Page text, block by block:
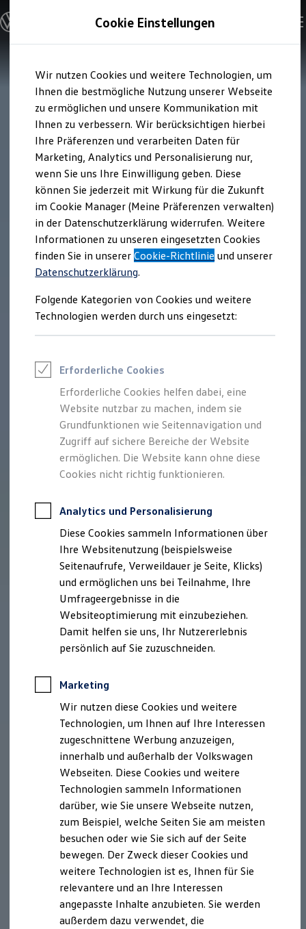
Hauptinhalt
springen
Footer
springen
Modelle und Konfigurator
Konfigurator
Modelle vergleichen
Elektroautos
ENERGY Sondermodelle
Nutzfahrzeuge
SUV und CUV
Familienautos
Kombis
Kompaktwagen
Sportwagen
Schnell verfügbare Fahrzeuge
Angebote und Produkte
Aktuelle Angebote
E-Auto-Förderung
Volkswagen Marktplatz
Die ENERGY Sondermodelle
Junge Gebrauchtwagen und Gebrauchtwagen
Volkswagen Zertifizierte Gebrauchtwagen
Elektromobilität bei Gebrauchtwagen
Saisonangebote
Reifenpakete
Leasing
Leasing-Angebote
Elektroauto Leasing
Kleinwagen-Leasing
Leasing ohne Anzahlung
Finanzierung
Autokredit mit Schlussrate
Versicherungen und Garantien
Kfz-Versicherung
Restschuldversicherungen
Garantien
Professional Class bei Volkswagen
Behörden
Direktkunden
Sonderfahrzeuge
Anpfiff zum Gewinn
Elektromobilität
Elektroautos
ID. Tutorials
Elektrofahrzeugkonzepte
ID. EVERY1
Reichweite
Rekuperation
Laden unterwegs
Laden Zuhause
Ladestationen finden
Ladezeitensimulator
Batterie
Sicherheit
Nachhaltigkeit
Technologie
Kosten und Kauf
Verbrauchskosten
Kaufoptionen
E-Auto-Förderung
Software und Konnektivität
Die ID. Software 6
ID. Software Versionen und Updates
Digitale Extras
Schnittstellen zu Ihrem ID.
Cookie Einstellungen
Wir nutzen Cookies und weitere Technologien, um
Ihnen die bestmögliche Nutzung unserer Webseite
zu ermöglichen und unsere Kommunikation mit
Ihnen zu verbessern. Wir berücksichtigen hierbei
Ihre Präferenzen und verarbeiten Daten für
Marketing, Analytics und Personalisierung nur,
wenn Sie uns Ihre Einwilligung geben. Diese
können Sie jederzeit mit Wirkung für die Zukunft
im Cookie Manager (Meine Präferenzen verwalten)
in der Datenschutzerklärung widerrufen. Weitere
Informationen zu unseren eingesetzten Cookies
finden Sie in unsererCookie-Richtlinie und unserer
Datenschutzerklärung.
Folgende Kategorien von Cookies und weitere
Technologien werden durch uns eingesetzt:
Erforderliche Cookies
Erforderliche Cookies helfen dabei, eine
Website nutzbar zu machen, indem sie
Grundfunktionen wie Seitennavigation und
Zugriff auf sichere Bereiche der Website
ermöglichen. Die Website kann ohne diese
Cookies nicht richtig funktionieren.
Analytics und Personalisierung
Diese Cookies sammeln Informationen über
Ihre Websitenutzung (beispielsweise
Seitenaufrufe, Verweildauer je Seite, Klicks)
und ermöglichen uns bei Teilnahme, Ihre
Umfrageergebnisse in die
Websiteoptimierung mit einzubeziehen.
Damit helfen sie uns, Ihr Nutzererlebnis
persönlich auf Sie zuzuschneiden.
Marketing
Wir nutzen diese Cookies und weitere
Technologien, um Ihnen auf Ihre Interessen
zugeschnittene Werbung anzuzeigen,
innerhalb und außerhalb der Volkswagen
Webseiten. Diese Cookies und weitere
Technologien sammeln Informationen
darüber, wie Sie unsere Webseite nutzen,
zum Beispiel, welche Seiten Sie am meisten
besuchen oder wie Sie sich auf der Seite
bewegen. Der Zweck dieser Cookies und
weitere Technologien ist es, Ihnen für Sie
relevantere und an Ihre Interessen
angepasste Inhalte anzubieten. Sie werden
außerdem dazu verwendet, die